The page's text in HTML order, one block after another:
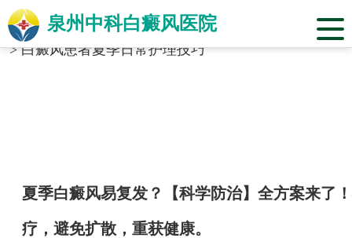
泉州中科白癜风医院
当前位置：福建省泉州市中科白癜风医院
标签合辑
>白癜风患者夏季日常护理技巧
夏季白癜风易复发？【科学防治】全方案来了
疗，避免扩散，重获健康。